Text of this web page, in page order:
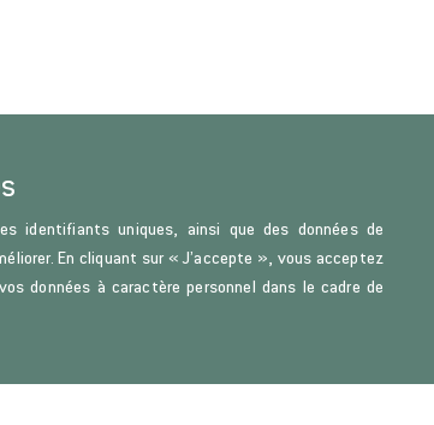
identifiants uniques, ainsi que des données de
En cliquant sur « J’accepte », vous acceptez
données à caractère personnel dans le cadre de